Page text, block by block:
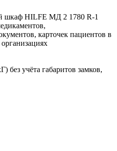
шкаф HILFE МД 2 1780 R-1
карточек пациентов в
учёта габаритов замков,